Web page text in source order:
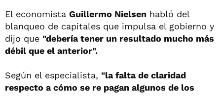
El economista Guillermo Nielsen habló del
blanqueo de capitales que impulsa el gobierno y
dijo que "debería tener un resultado mucho más
débil que el anterior".
Según el especialista, "la falta de claridad
respecto a cómo se re pagan algunos de los